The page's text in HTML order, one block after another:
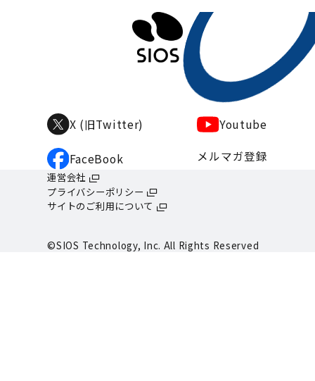
X (旧Twitter)
FaceBook
Youtube
メルマガ登録
運営会社
プライバシーポリシー
サイトのご利用について
©SIOS Technology, Inc. All Rights Reserved